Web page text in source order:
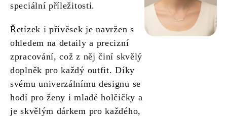
speciální příležitosti.
Řetízek i přívěsek je navržen s
ohledem na detaily a precizní
zpracování, což z něj činí skvělý
doplněk pro každý outfit. Díky
svému univerzálnímu designu se
hodí pro ženy i mladé holčičky a
je skvělým dárkem pro každého,